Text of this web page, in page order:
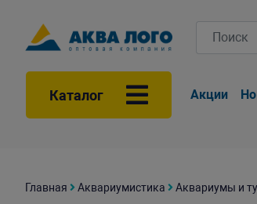
Каталог Акции
Главная Аквариумистика Аквариумы и